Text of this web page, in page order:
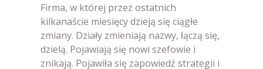
Firma, w której przez ostatnich
kilkanaście miesięcy dzieją się ciągłe
zmiany. Działy zmieniają nazwy, łączą się,
dzielą. Pojawiają się nowi szefowie i
znikają. Pojawiła się zapowiedź strategii i